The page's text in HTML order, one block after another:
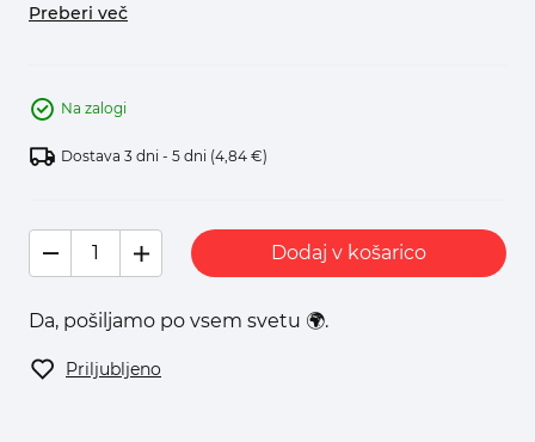
Preberi več
Na zalogi
Dostava 3 dni - 5 dni (4,84 €)
Dodaj v košarico
Da, pošiljamo po vsem svetu 🌍.
Priljubljeno